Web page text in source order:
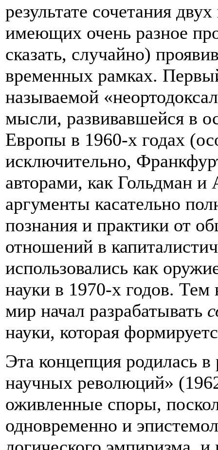
результате сочетания
имеющих очень разное
сказать, случайно)
временных рамках.
называемой
мысли, развивавшейся в
Европы в 1960-х годах
исключительно,
авторами, как Гольдман
аргументы касательно
познания и практики от
отношений в
использовались как
науки в 1970-х годов.
мир начал разрабатывать
науки, которая
Эта концепция родилась
научных революций»
оживленные споры,
одновременно и